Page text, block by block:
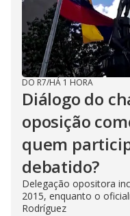
DO R7/HÁ 1 HORA
Diálogo do
oposição
quem
debatido?
Delegação opositora
2015, enquanto o
Rodríguez